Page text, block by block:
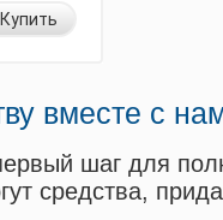
Купить
вместе с
шаг для
средства,